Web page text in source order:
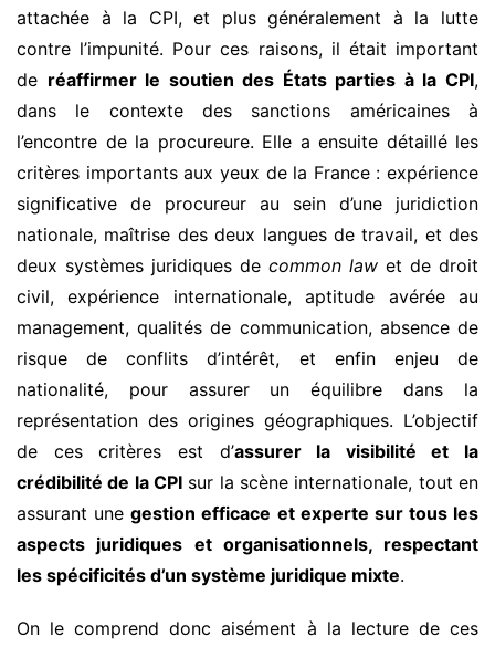
attachée à la CPI, et plus généralement à la lutte
contre l’impunité. Pour ces raisons, il était important
de réaffirmer le soutiendes États parties à la CPI,
dans le contexte des sanctions américaines à
l’encontre de la procureure. Elle a ensuite détaillé les
critères importants aux yeux de la France : expérience
significative de procureur au sein d’une juridiction
nationale, maîtrise des deux langues de travail, et des
deux systèmes juridiques de common law et de droit
civil, expérience internationale, aptitude avérée au
management, qualités de communication, absence de
risque de conflits d’intérêt, et enfin enjeu de
nationalité, pour assurer un équilibre dans la
représentation des origines géographiques. L’objectif
de ces critères est d’assurer la visibilité et la
crédibilité de la CPI sur la scène internationale, tout en
assurant unegestion efficace et experte sur tous les
aspects juridiques et organisationnels, respectant
les spécificités d’un système juridique mixte.
On le comprend donc aisément à la lecture de ces